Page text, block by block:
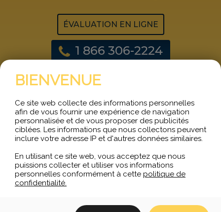
ÉVALUATION EN LIGNE
1 866 306-2224
Fondée en 1999, TICTéléphonie
BIENVENUE
Ce site web collecte des informations personnelles
afin de vous fournir une expérience de navigation
personnalisée et de vous proposer des publicités
ciblées. Les informations que nous collectons peuvent
inclure votre adresse IP et d'autres données similaires.
En utilisant ce site web, vous acceptez que nous
puissions collecter et utiliser vos informations
personnelles conformément à cette politique de
confidentialité.